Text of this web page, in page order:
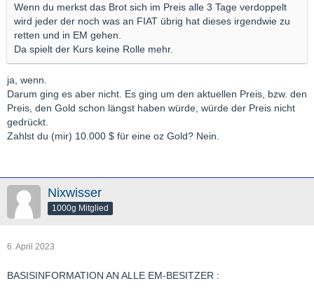
Wenn du merkst das Brot sich im Preis alle 3 Tage verdoppelt
wird jeder der noch was an FIAT übrig hat dieses irgendwie zu
retten und in EM gehen.
Da spielt der Kurs keine Rolle mehr.
ja, wenn.
Darum ging es aber nicht. Es ging um den aktuellen Preis, bzw. den
Preis, den Gold schon längst haben würde, würde der Preis nicht
gedrückt.
Zahlst du (mir) 10.000 $ für eine oz Gold? Nein.
Nixwisser
1000g Mitglied
6. April 2023
BASISINFORMATION AN ALLE EM-BESITZER :